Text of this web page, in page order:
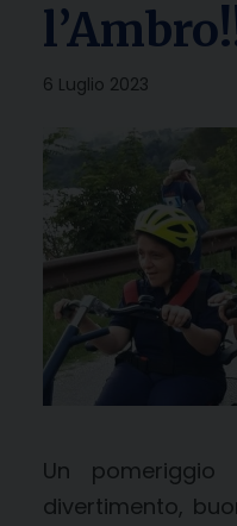
6 Luglio 2023
Un pomeriggio
divertimento,